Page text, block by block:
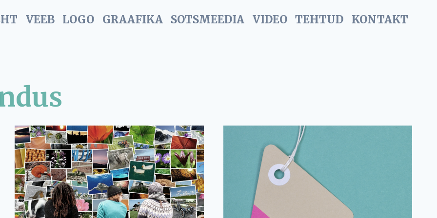
VEEB LOGO GRAAFIKA SOTSMEEDIA VIDEO TEHTUD KONTAKT